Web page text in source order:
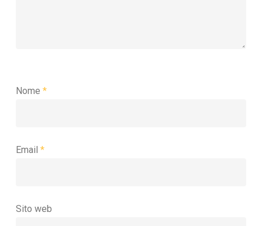
Nome *
Email *
Sito web